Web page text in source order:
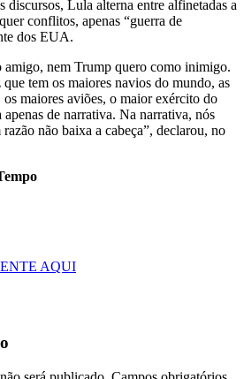
discursos, Lula alterna entre alfinetadas a
conflitos, apenas “guerra de
dos EUA.
nem Trump quero como inimigo.
tem os maiores navios do mundo, as
os maiores aviões, o maior exército do
de narrativa. Na narrativa, nós
não baixa a cabeça”, declarou, no
AQUI